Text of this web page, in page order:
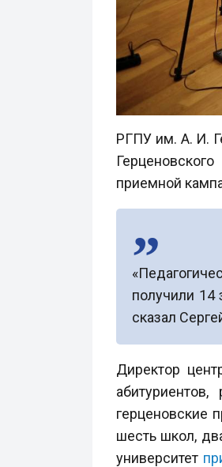
РГПУ им. А. И.
приемной
получили 14
сказал
Директор
герценовские
шесть школ,
университет